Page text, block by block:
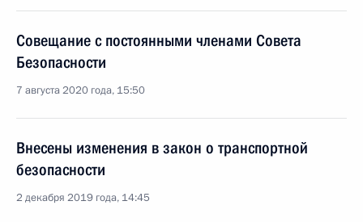
Совещание с постоянными членами Совета
Безопасности
7 августа 2020 года, 15:50
Внесены изменения в закон о транспортной
безопасности
2 декабря 2019 года, 14:45